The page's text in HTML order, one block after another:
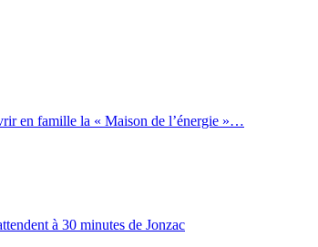
en famille la « Maison de l’énergie »…
à 30 minutes de Jonzac